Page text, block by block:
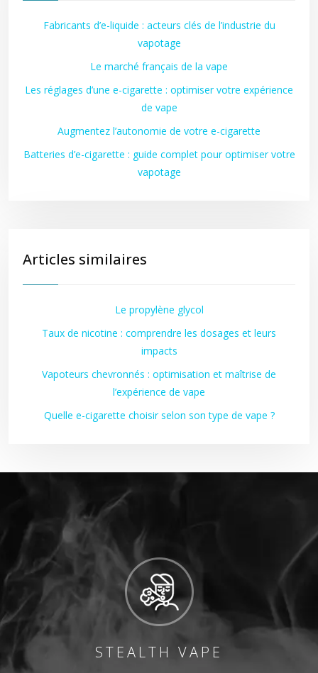
Fabricants d’e-liquide : acteurs clés de l’industrie du
vapotage
Le marché français de la vape
Les réglages d’une e-cigarette : optimiser votre expérience
de vape
Augmentez l’autonomie de votre e-cigarette
Batteries d’e-cigarette : guide complet pour optimiser votre
vapotage
Articles similaires
Le propylène glycol
Taux de nicotine : comprendre les dosages et leurs
impacts
Vapoteurs chevronnés : optimisation et maîtrise de
l’expérience de vape
Quelle e-cigarette choisir selon son type de vape ?
STEALTH VAPE